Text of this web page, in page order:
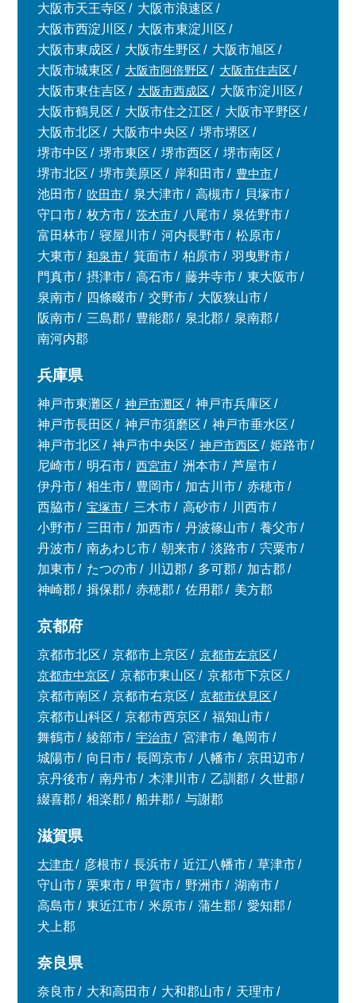
大阪市天王寺区
大阪市浪速区
大阪市西淀川区
大阪市東淀川区
大阪市東成区
大阪市生野区
大阪市旭区
大阪市城東区
大阪市阿倍野区
大阪市住吉区
大阪市東住吉区
大阪市西成区
大阪市淀川区
大阪市鶴見区
大阪市住之江区
大阪市平野区
大阪市北区
大阪市中央区
堺市堺区
堺市中区
堺市東区 堺市西区
堺市南区
堺市北区
堺市美原区 岸和田市
豊中市
池田市
吹田市 泉大津市 高槻市
貝塚市
守口市
枚方市 茨木市 八尾市
泉佐野市
富田林市
寝屋川市 河内長野市
松原市
大東市
和泉市 箕面市 柏原市
羽曳野市
門真市
摂津市 高石市 藤井寺市
東大阪市
泉南市
四條畷市 交野市
大阪狭山市
阪南市
三島郡 豊能郡 泉北郡
泉南郡
南河内郡
兵庫県
神戸市東灘区 神戸市灘区
神戸市兵庫区
神戸市長田区
神戸市須磨区
神戸市垂水区
神戸市北区
神戸市中央区 神戸市西区
姫路市
尼崎市
明石市 西宮市 洲本市
芦屋市
伊丹市
相生市 豊岡市 加古川市
赤穂市
西脇市
宝塚市 三木市 高砂市
川西市
小野市
三田市 加西市 丹波篠山市
養父市
丹波市
南あわじ市 朝来市 淡路市
宍粟市
加東市
たつの市 川辺郡 多可郡
加古郡
神崎郡
揖保郡 赤穂郡 佐用郡 美方郡
京都府
京都市北区 京都市上京区
京都市左京区
京都市中京区
京都市東山区
京都市下京区
京都市南区
京都市右京区
京都市伏見区
京都市山科区
京都市西京区
福知山市
舞鶴市
綾部市 宇治市 宮津市
亀岡市
城陽市
向日市 長岡京市 八幡市
京田辺市
京丹後市
南丹市 木津川市 乙訓郡
久世郡
綴喜郡
相楽郡 船井郡 与謝郡
滋賀県
大津市 彦根市 長浜市 近江八幡市
草津市
守山市
栗東市 甲賀市 野洲市
湖南市
高島市
東近江市 米原市 蒲生郡
愛知郡
犬上郡
奈良県
奈良市 大和高田市 大和郡山市
天理市